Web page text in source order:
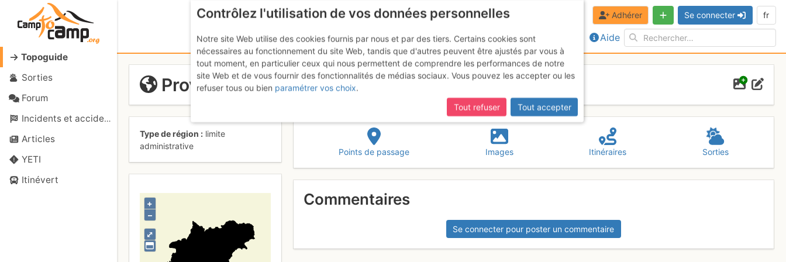
Topoguide
Sorties
Forum
Incidents et accidents
Articles
YETI
Itinévert
Aide
Adhérer Se connecter fr
Província de Belluno
Type de région
limite
administrative
⤢
+
–
Points de passage Images Itinéraires Sorties
Commentaires
Se connecter pour poster un commentaire
Contrôlez l'utilisation de vos données personnelles
Notre site Web utilise des cookies fournis par nous et par des tiers. Certains cookies sont
nécessaires au fonctionnement du site Web, tandis que d'autres peuvent être ajustés par vous à
tout moment, en particulier ceux qui nous permettent de comprendre les performances de notre
site Web et de vous fournir des fonctionnalités de médias sociaux. Vous pouvez les accepter ou les
refuser tous ou bien paramétrer vos choix.
Tout refuser
Tout accepter